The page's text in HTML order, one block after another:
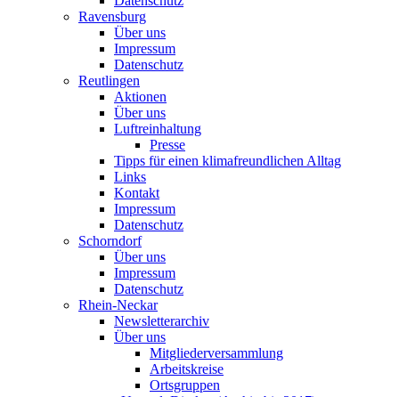
Ravensburg
Über uns
Impressum
Datenschutz
Reutlingen
Aktionen
Über uns
Luftreinhaltung
Presse
Tipps für einen klimafreundlichen Alltag
Links
Kontakt
Impressum
Datenschutz
Schorndorf
Über uns
Impressum
Datenschutz
Rhein-Neckar
Newsletterarchiv
Über uns
Mitgliederversammlung
Arbeitskreise
Ortsgruppen